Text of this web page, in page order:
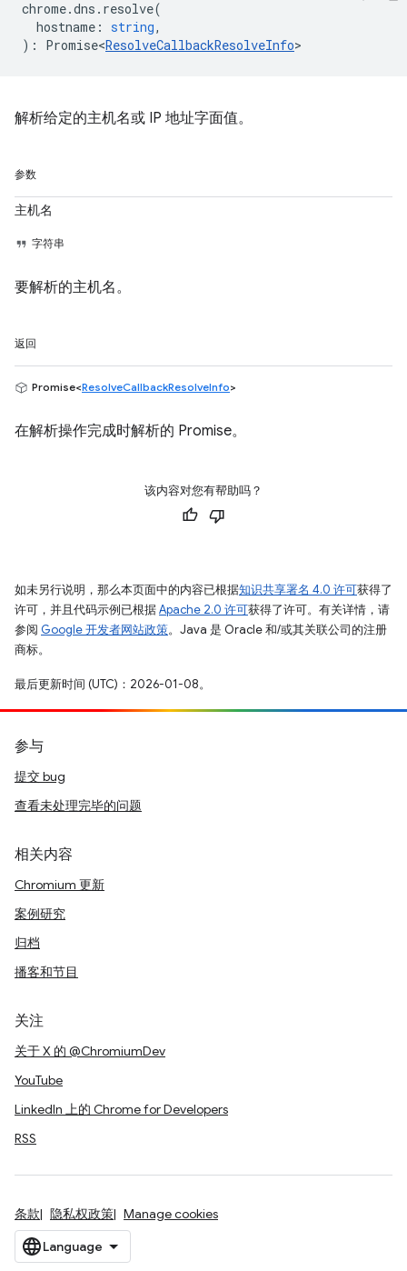
chrome.dns . resolve(
hostname : string,
) : Promise<ResolveCallbackResolveInfo>
解析给定的主机名或 IP 地址字面值。
参数
主机名
字符串
要解析的主机名。
返回
Promise<ResolveCallbackResolveInfo>
在解析操作完成时解析的 Promise。
该内容对您有帮助吗？
如未另行说明，那么本页面中的内容已根据知识共享署名 4.0 许可获得了
许可，并且代码示例已根据Apache 2.0 许可获得了许可。有关详情，请
参阅 Google 开发者网站政策。Java 是 Oracle 和/或其关联公司的注册
商标。
最后更新时间 (UTC)：2026-01-08。
参与
提交 bug
查看未处理完毕的问题
相关内容
Chromium 更新
案例研究
归档
播客和节目
关注
关于 X 的 @ChromiumDev
YouTube
LinkedIn 上的 Chrome for Developers
RSS
条款 隐私权政策 Manage cookies